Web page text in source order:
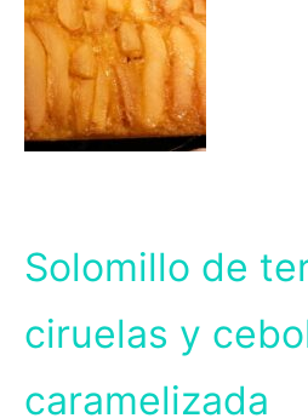
Solomillo de
ciruelas y
caramelizada